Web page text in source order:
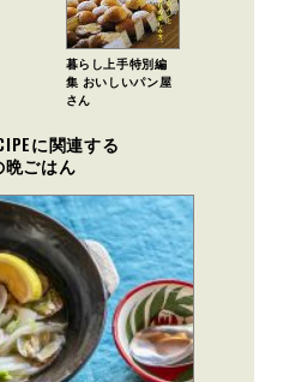
暮らし上手特別編
集 おいしいパン屋
さん
に関連する
晩ごはん